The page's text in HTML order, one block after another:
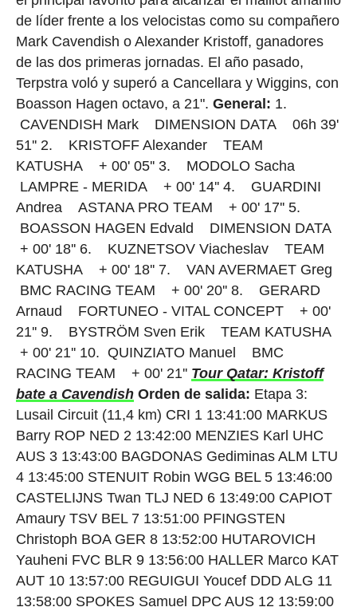
de líder frente a los velocistas como su compañero
Mark Cavendish o Alexander Kristoff, ganadores
de las dos primeras jornadas. El año pasado,
Terpstra voló y superó a Cancellara y Wiggins, con
Boasson Hagen octavo, a 21". General: 1.
CAVENDISH Mark DIMENSION DATA 06h 39'
51'' 2. KRISTOFF Alexander TEAM
KATUSHA + 00' 05'' 3. MODOLO Sacha
LAMPRE - MERIDA + 00' 14'' 4. GUARDINI
Andrea ASTANA PRO TEAM + 00' 17'' 5.
BOASSON HAGEN Edvald DIMENSION DATA
+ 00' 18'' 6. KUZNETSOV Viacheslav TEAM
KATUSHA + 00' 18'' 7. VAN AVERMAET Greg
BMC RACING TEAM + 00' 20'' 8. GERARD
Arnaud FORTUNEO - VITAL CONCEPT + 00'
21'' 9. BYSTRÖM Sven Erik TEAM KATUSHA
+ 00' 21'' 10. QUINZIATO Manuel BMC
RACING TEAM + 00' 21'' Tour Qatar: Kristoff
bate a Cavendish Orden de salida: Etapa 3:
Lusail Circuit (11,4 km) CRI 1 13:41:00 MARKUS
Barry ROP NED 2 13:42:00 MENZIES Karl UHC
AUS 3 13:43:00 BAGDONAS Gediminas ALM LTU
4 13:45:00 STENUIT Robin WGG BEL 5 13:46:00
CASTELIJNS Twan TLJ NED 6 13:49:00 CAPIOT
Amaury TSV BEL 7 13:51:00 PFINGSTEN
Christoph BOA GER 8 13:52:00 HUTAROVICH
Yauheni FVC BLR 9 13:56:00 HALLER Marco KAT
AUT 10 13:57:00 REGUIGUI Youcef DDD ALG 11
13:58:00 SPOKES Samuel DPC AUS 12 13:59:00